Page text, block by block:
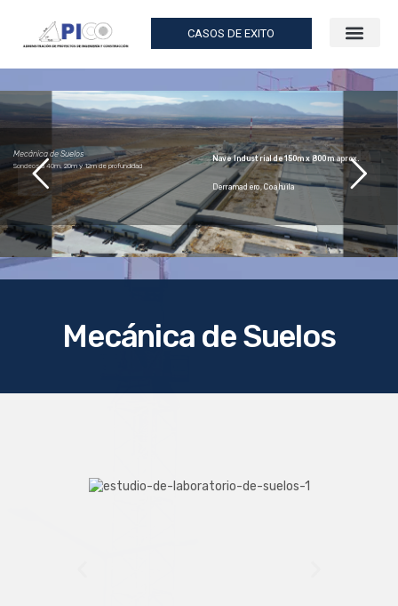
CASOS DE EXITO
Mecánica de Suelos
Sondeos a 40m, 20m y 12m de profundidad
Nave Industrial de 150m x 800m aprox.
Derramadero, Coahuila
Mecánica de Suelos